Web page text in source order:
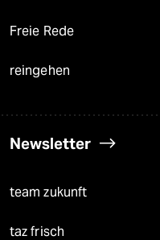
Freie Rede
reingehen
Newsletter
team zukunft
taz frisch